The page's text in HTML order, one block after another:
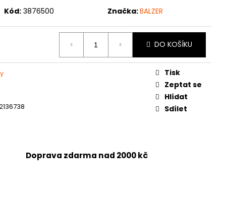
Kód: 3876500 Značka:BALZER
DO KOŠÍKU
Tisk
Zeptat se
Hlídat
Sdílet
Doprava zdarma nad 2000 kč